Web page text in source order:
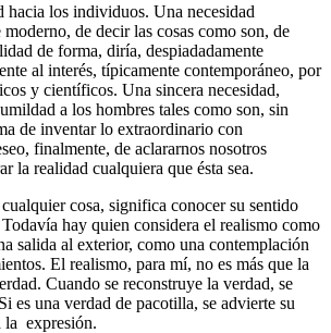
hacia los individuos. Una necesidad
de decir las cosas como son, de
de forma, diría, despiadadamente
al interés, típicamente contemporáneo, por
y científicos. Una sincera necesidad,
a los hombres tales como son, sin
de inventar lo extraordinario con
finalmente, de aclararnos nosotros
la realidad cualquiera que ésta sea.
cosa, significa conocer su sentido
hay quien considera el realismo como
salida al exterior, como una contemplación
El realismo, para mí, no es más que la
Cuando se reconstruye la verdad, se
es una verdad de pacotilla, se advierte su
la expresión.